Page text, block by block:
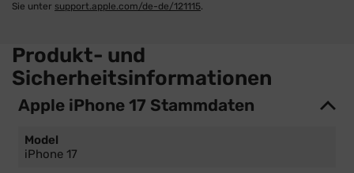
Sie unter support.apple.com/de-de/121115.
Produkt- und
Sicherheitsinformationen
Apple iPhone 17 Stammdaten
Model
iPhone 17